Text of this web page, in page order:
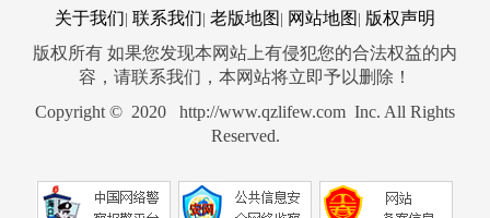
关于我们| 联系我们| 老版地图 | 网站地图 | 版权声明
版权所有 如果您发现本网站上有侵犯您的合法权益的内
容，请联系我们，本网站将立即予以删除！
Copyright © 2020 http://www.qzlifew.com Inc. All Rights
Reserved.